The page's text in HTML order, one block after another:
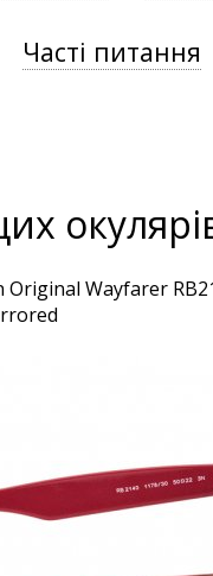
Часті питання